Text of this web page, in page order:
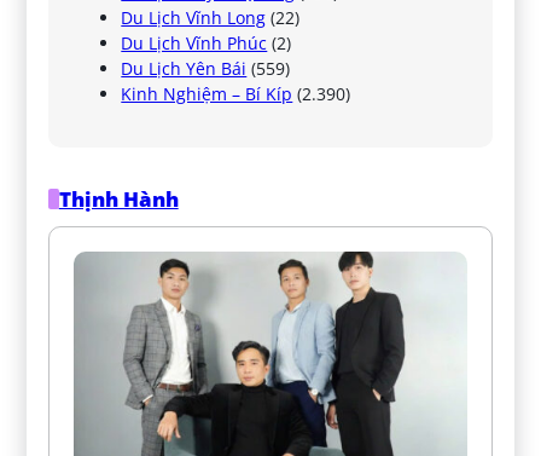
Du Lịch Vĩnh Long (22)
Du Lịch Vĩnh Phúc (2)
Du Lịch Yên Bái (559)
Kinh Nghiệm – Bí Kíp (2.390)
Thịnh Hành